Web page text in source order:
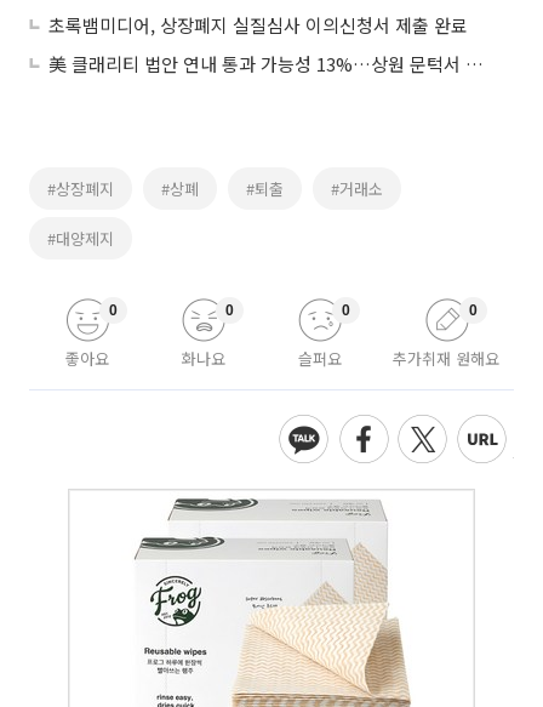
초록뱀미디어, 상장폐지 실질심사 이의신청서 제출 완료
美 클래리티 법안 연내 통과 가능성 13%…상원 문턱서 제동
#상장폐지 #상폐 #퇴출 #거래소
#대양제지
좋아요
0
화나요
0
슬퍼요
0
추가취재 원해요
0